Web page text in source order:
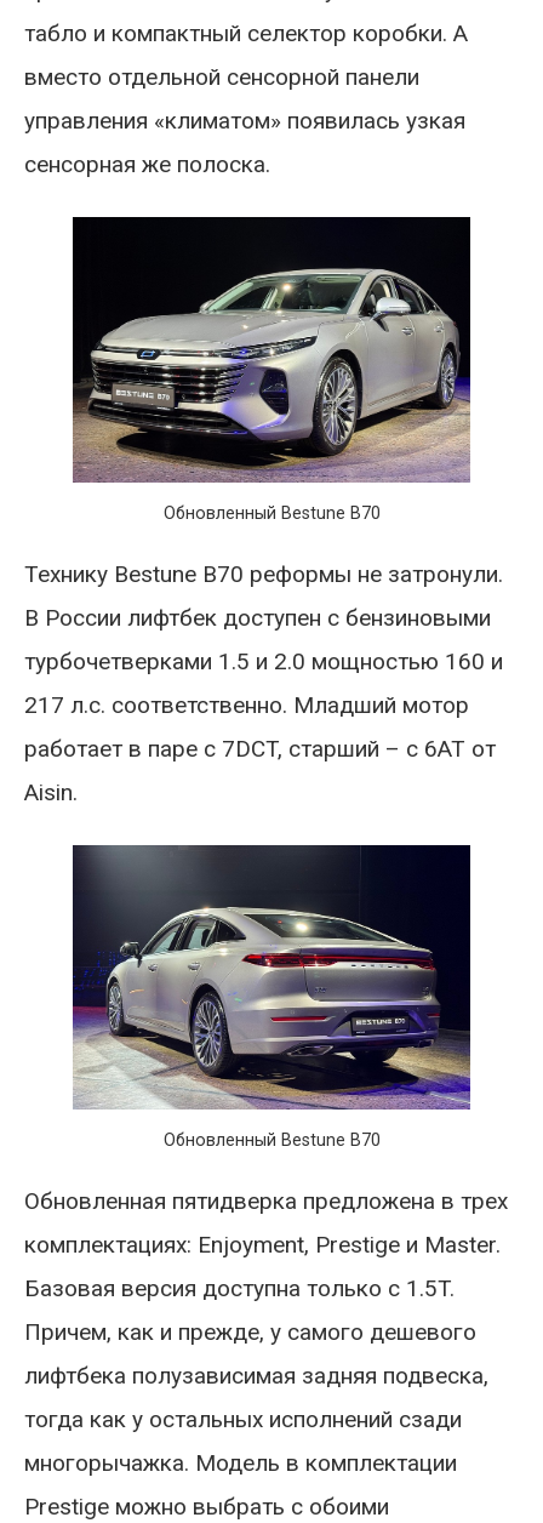
табло и компактный селектор коробки. А
вместо отдельной сенсорной панели
управления «климатом» появилась узкая
сенсорная же полоска.
Обновленный Bestune B70
Технику Bestune B70 реформы не затронули.
В России лифтбек доступен с бензиновыми
турбочетверками 1.5 и 2.0 мощностью 160 и
217 л.с. соответственно. Младший мотор
работает в паре с 7DCT, старший – с 6АТ от
Aisin.
Обновленный Bestune B70
Обновленная пятидверка предложена в трех
комплектациях: Enjoyment, Prestige и Master.
Базовая версия доступна только с 1.5T.
Причем, как и прежде, у самого дешевого
лифтбека полузависимая задняя подвеска,
тогда как у остальных исполнений сзади
многорычажка. Модель в комплектации
Prestige можно выбрать с обоими